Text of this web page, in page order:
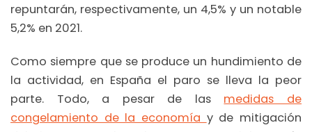
repuntarán, respectivamente, un 4,5% y un notable
5,2% en 2021.
Como siempre que se produce un hundimiento de
la actividad, en España el paro se lleva la peor
parte. Todo, a pesar de las medidas de
congelamiento de la economía y de mitigación